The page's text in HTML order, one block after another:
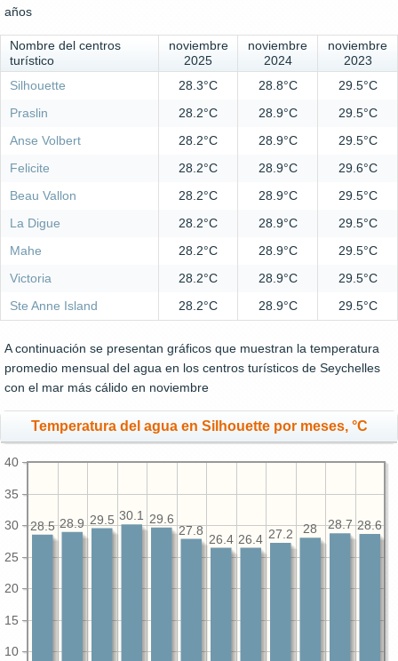
años
Nombre del centros
turístico
noviembre
2025
noviembre
2024
noviembre
2023
Silhouette
28.3°C 28.8°C
29.5°C
Praslin
28.2°C 28.9°C
29.5°C
Anse Volbert
28.2°C 28.9°C
29.5°C
Felicite
28.2°C 28.9°C
29.6°C
Beau Vallon
28.2°C 28.9°C
29.5°C
La Digue
28.2°C 28.9°C
29.5°C
Mahe
28.2°C 28.9°C
29.5°C
Victoria
28.2°C 28.9°C
29.5°C
Ste Anne Island
28.2°C 28.9°C 29.5°C
A continuación se presentan gráficos que muestran la temperatura
promedio mensual del agua en los centros turísticos de Seychelles
con el mar más cálido en noviembre
Temperatura del agua en Silhouette por meses, °C
10
15
20
25
30
35
40
28.6
28.7
28
27.2
26.4
26.4
27.8
29.6
30.1
29.5
28.9
28.5